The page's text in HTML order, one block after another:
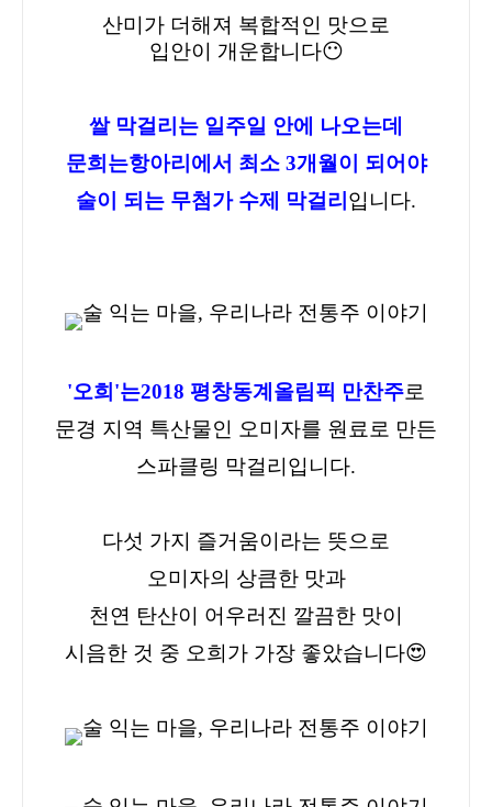
산미가 더해져 복합적인 맛으로
입안이 개운합니다😶
쌀 막걸리는 일주일 안에 나오는데
문희는항아리에서 최소 3개월이 되어야
술이 되는 무첨가 수제 막걸리 입니다.
'오희'는2018 평창동계올림픽 만찬주로
문경 지역 특산물인 오미자를 원료로 만든
스파클링 막걸리입니다.
다섯 가지 즐거움이라는 뜻으로
오미자의 상큼한 맛과
천연 탄산이 어우러진 깔끔한 맛이
시음한 것 중 오희가 가장 좋았습니다😍